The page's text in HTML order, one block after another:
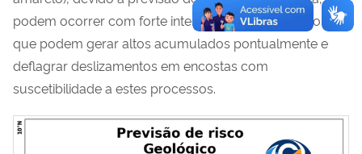
podem ocorrer com forte intensidade, ao longo do dia,
que podem gerar altos acumulados pontualmentee
deflagrar deslizamentos em encostas com
suscetibilidade a estes processos.